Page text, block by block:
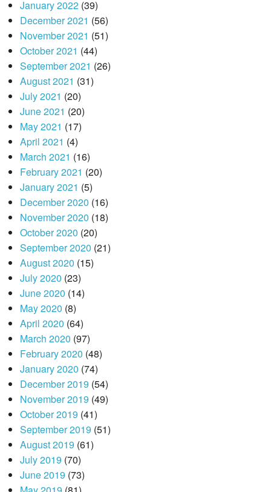
January 2022(39)
December 2021 (56)
November 2021 (51)
October 2021 (44)
September 2021 (26)
August 2021 (31)
July 2021 (20)
June 2021 (20)
May 2021 (17)
April 2021 (4)
March 2021 (16)
February 2021 (20)
January 2021 (5)
December 2020 (16)
November 2020 (18)
October 2020 (20)
September 2020 (21)
August 2020 (15)
July 2020 (23)
June 2020 (14)
May 2020 (8)
April 2020 (64)
March 2020 (97)
February 2020 (48)
January 2020 (74)
December 2019 (54)
November 2019 (49)
October 2019 (41)
September 2019 (51)
August 2019 (61)
July 2019 (70)
June 2019 (73)